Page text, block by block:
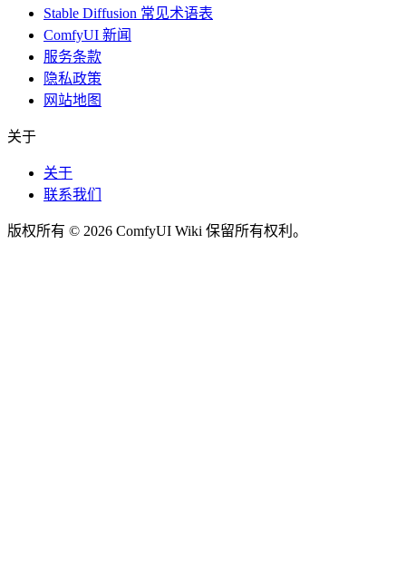
Stable Diffusion 常见术语表
ComfyUI 新闻
服务条款
隐私政策
网站地图
关于
关于
联系我们
版权所有 © 2026 ComfyUI Wiki 保留所有权利。